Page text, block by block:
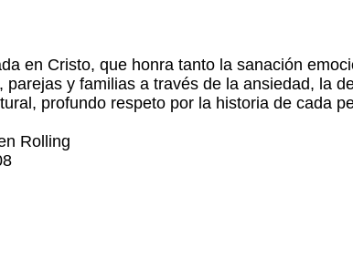
en Cristo, que honra tanto la sanación
y familias a través de la ansiedad, la
profundo respeto por la historia de cada